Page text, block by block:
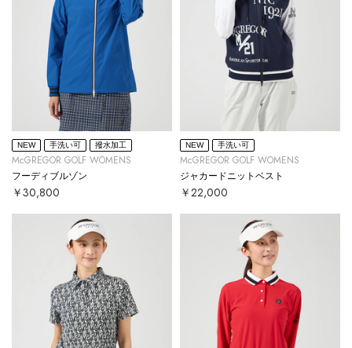
NEW 手洗い可 撥水加工
McGREGOR GOLF WOMENS
フーディブルゾン
￥30,800
NEW 手洗い可
McGREGOR GOLF WOMENS
ジャカードニットベスト
￥22,000